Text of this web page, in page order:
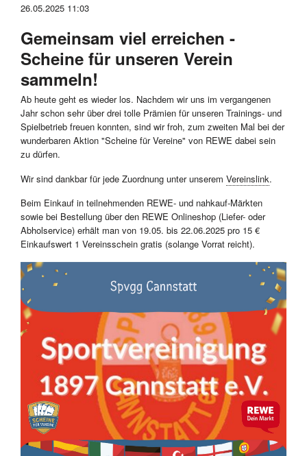
26.05.2025 11:03
Gemeinsam viel erreichen -
Scheine für unseren Verein
sammeln!
Ab heute geht es wieder los. Nachdem wir uns im vergangenen
Jahr schon sehr über drei tolle Prämien für unseren Trainings- und
Spielbetrieb freuen konnten, sind wir froh, zum zweiten Mal bei der
wunderbaren Aktion "Scheine für Vereine" von REWE dabei sein
zu dürfen.
Wir sind dankbar für jede Zuordnung unter unserem Vereinslink.
Beim Einkauf in teilnehmenden REWE- und nahkauf-Märkten
sowie bei Bestellung über den REWE Onlineshop (Liefer- oder
Abholservice) erhält man von 19.05. bis 22.06.2025 pro 15 €
Einkaufswert 1 Vereinsschein gratis (solange Vorrat reicht).